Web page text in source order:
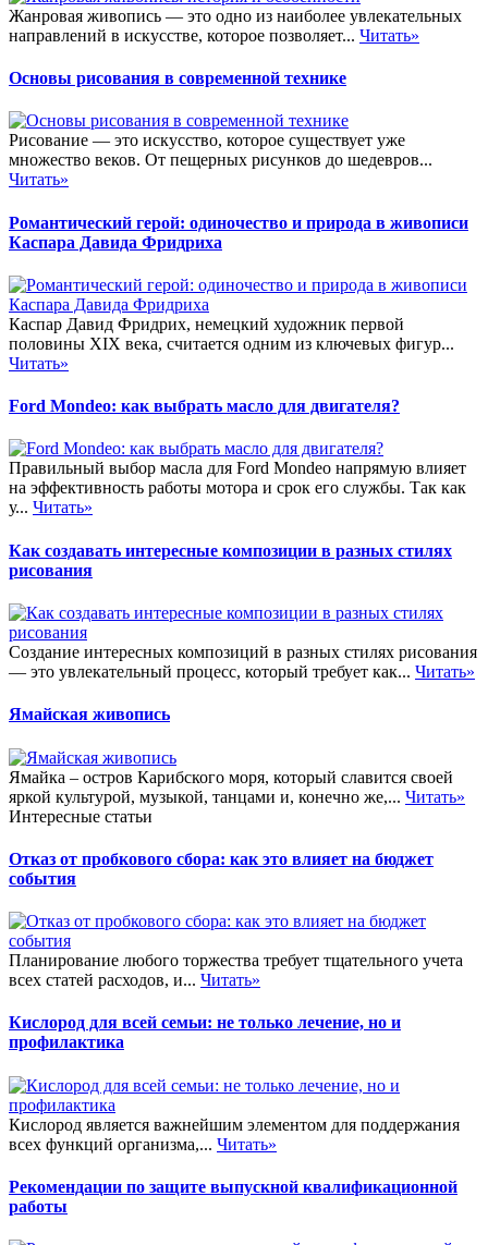
Жанровая живопись — это одно из наиболее увлекательных
направлений в искусстве, которое позволяет... Читать»
Основы рисования в современной технике
Рисование — это искусство, которое существует уже
множество веков. От пещерных рисунков до шедевров...
Читать»
Романтический герой: одиночество и природа в живописи
Каспара Давида Фридриха
Каспар Давид Фридрих, немецкий художник первой
половины XIX века, считается одним из ключевых фигур...
Читать»
Ford Mondeo: как выбрать масло для двигателя?
Правильный выбор масла для Ford Mondeo напрямую влияет
на эффективность работы мотора и срок его службы. Так как
у... Читать»
Как создавать интересные композиции в разных стилях
рисования
Создание интересных композиций в разных стилях рисования
— это увлекательный процесс, который требует как... Читать»
Ямайская живопись
Ямайка – остров Карибского моря, который славится своей
яркой культурой, музыкой, танцами и, конечно же,... Читать»
Интересные статьи
Отказ от пробкового сбора: как это влияет на бюджет
события
Планирование любого торжества требует тщательного учета
всех статей расходов, и... Читать»
Кислород для всей семьи: не только лечение, но и
профилактика
Кислород является важнейшим элементом для поддержания
всех функций организма,... Читать»
Рекомендации по защите выпускной квалификационной
работы